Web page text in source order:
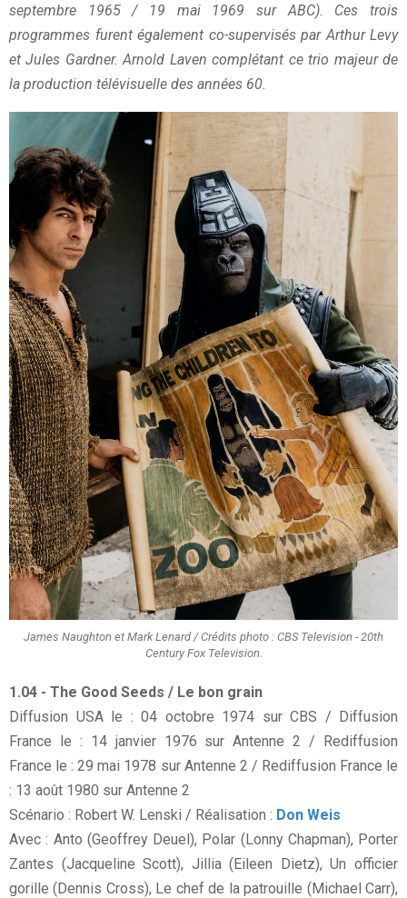
septembre 1965 / 19 mai 1969 sur ABC). Ces trois
programmes furent également co-supervisés par Arthur Levy
et Jules Gardner. Arnold Laven complétant ce trio majeur de
la production télévisuelle des années 60.
James Naughton et Mark Lenard / Crédits photo : CBS Television - 20th
Century Fox Television.
1.04 - The Good Seeds / Le bon grain
Diffusion USA le : 04 octobre 1974 sur CBS / Diffusion
France le : 14 janvier 1976 sur Antenne 2 / Rediffusion
France le : 29 mai 1978 sur Antenne 2 / Rediffusion France le
: 13 août 1980 sur Antenne 2
Scénario : Robert W. Lenski / Réalisation : Don Weis
Avec : Anto (Geoffrey Deuel), Polar (Lonny Chapman), Porter
Zantes (Jacqueline Scott), Jillia (Eileen Dietz), Un officier
gorille (Dennis Cross), Le chef de la patrouille (Michael Carr),